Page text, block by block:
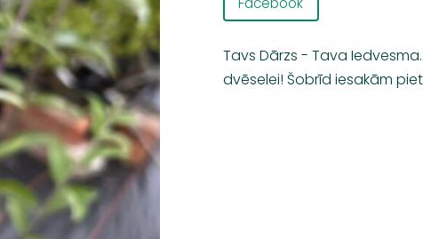
Tavs Dārzs - Tava
dvēselei! Šobrīd iesakām